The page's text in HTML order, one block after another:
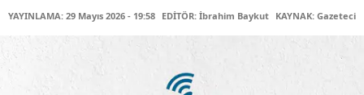
YAYINLAMA: 29 Mayıs 2026 - 19:58 EDİTÖR: İbrahim Baykut KAYNAK: Gazetecin